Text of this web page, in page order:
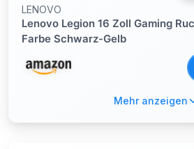
LENOVO
Lenovo Legion 16 Zoll Gaming
Farbe Schwarz-Gelb
Mehr anzeigen